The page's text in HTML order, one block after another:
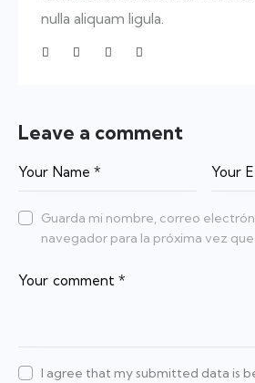
nulla aliquam ligula.
Leave a comment
Guarda mi nombre, correo
navegador para la próxima vez
I agree that my submitted data is